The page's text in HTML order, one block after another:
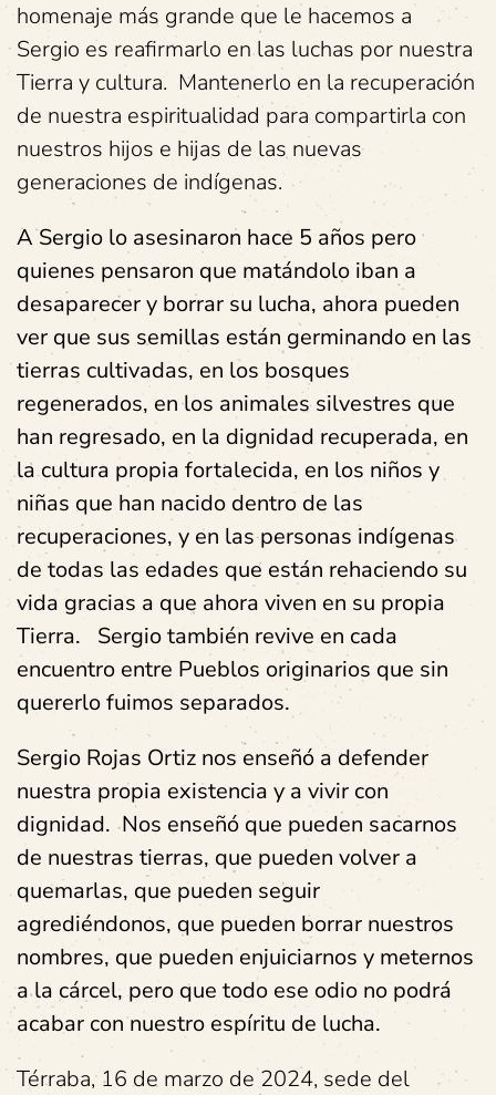
homenaje más grande que le hacemos a
Sergio es reafirmarlo en las luchas por nuestra
Tierra y cultura. Mantenerlo en la recuperación
de nuestra espiritualidad para compartirla con
nuestros hijos e hijas de las nuevas
generaciones de indígenas.
A Sergio lo asesinaron hace 5 años pero
quienes pensaron que matándolo iban a
desaparecer y borrar su lucha, ahora pueden
ver que sus semillas están germinando en las
tierras cultivadas, en los bosques
regenerados, en los animales silvestres que
han regresado, en la dignidad recuperada, en
la cultura propia fortalecida, en los niños y
niñas que han nacido dentro de las
recuperaciones, y en las personas indígenas
de todas las edades que están rehaciendo su
vida gracias a que ahora viven en su propia
Tierra. Sergio también revive en cada
encuentro entre Pueblos originarios que sin
quererlo fuimos separados.
Sergio Rojas Ortiz nos enseñó a defender
nuestra propia existencia y a vivir con
dignidad. Nos enseñó que pueden sacarnos
de nuestras tierras, que pueden volver a
quemarlas, que pueden seguir
agrediéndonos, que pueden borrar nuestros
nombres, que pueden enjuiciarnos y meternos
a la cárcel, pero que todo ese odio no podrá
acabar con nuestro espíritu de lucha.
Térraba, 16 de marzo de 2024, sede del